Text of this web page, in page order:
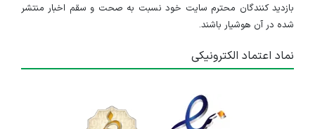
بازدید کنندگان محترم سایت خود نسبت به صحت و سقم اخبار منتشر
شده در آن هوشیار باشند.
نماد اعتماد الکترونیکی